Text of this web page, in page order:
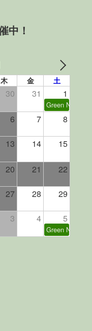
中！
木 金 土
30 31 1
Green Nuts
6 7 8
13 14 15
20 21 22
27 28 29
3 4 5
Green Nuts